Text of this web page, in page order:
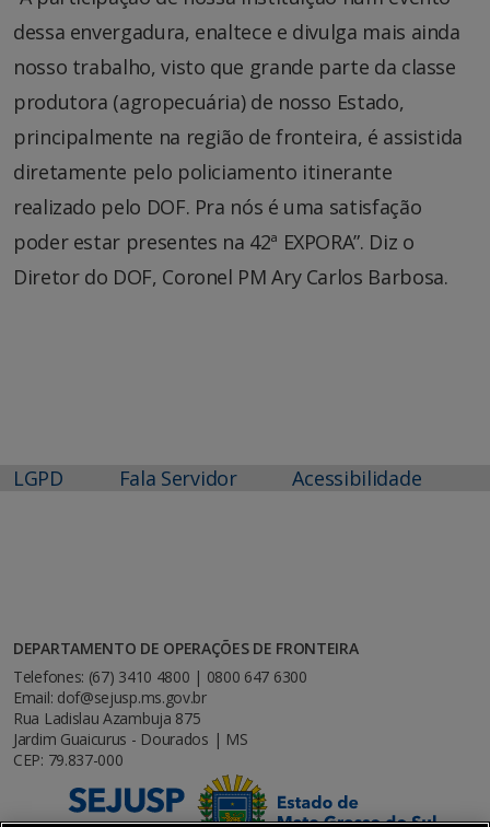
dessa envergadura, enaltece e divulga mais ainda
nosso trabalho, visto que grande parte da classe
produtora (agropecuária) de nosso Estado,
principalmente na região de fronteira, é assistida
diretamente pelo policiamento itinerante
realizado pelo DOF. Pra nós é uma satisfação
poder estar presentes na 42ª EXPORA”. Diz o
Diretor do DOF, Coronel PM Ary Carlos Barbosa.
LGPD Fala Servidor Acessibilidade
DEPARTAMENTO DE OPERAÇÕES DE FRONTEIRA
Telefones: (67) 3410 4800 | 0800 647 6300
Email: dof@sejusp.ms.gov.br
Rua Ladislau Azambuja 875
Jardim Guaicurus - Dourados | MS
CEP: 79.837-000